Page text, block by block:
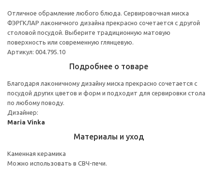
Отличное обрамление любого блюда. Сервировочная миска
ФЭРГКЛАР лаконичного дизайна прекрасно сочетается с другой
столовой посудой. Выберите традиционную матовую
поверхность или современную глянцевую.
Артикул: 004.795.10
Подробнее о товаре
Благодаря лаконичному дизайну миска прекрасно сочетается с
посудой других цветов и форм и подходит для сервировки стола
по любому поводу.
Дизайнер:
Maria Vinka
Материалы и уход
Каменная керамика
Можно использовать в СВЧ-печи.